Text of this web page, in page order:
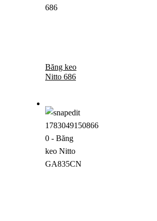
Băng keo
Nitto 686